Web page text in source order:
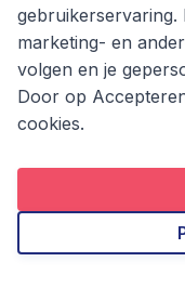
gebruikerservaring.
marketing- en
volgen en je
Door op
cookies.